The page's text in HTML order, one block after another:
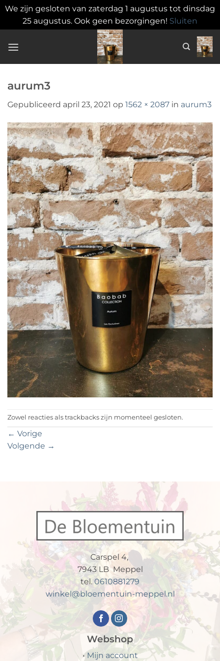
We zijn gesloten van zaterdag 1 augustus tot dinsdag
25 augustus. Ook geen bezorgingen! Sluiten
naar
aurum3
Gepubliceerd april 23, 2021 op 1562 × 2087 in aurum3
Zowel reacties als trackbacks zijn momenteel gesloten.
← Vorige
Volgende →
Carspel 4,
7943 LB Meppel
tel. 0610881279
winkel@bloementuin-meppel.nl
Webshop
• Mijn account